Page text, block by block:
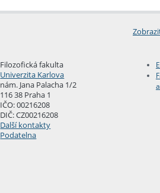
Filozofická fakulta
Univerzita Karlova
nám. Jana Palacha 1/2
116 38 Praha 1
IČO: 00216208
DIČ: CZ00216208
Další kontakty
Podatelna